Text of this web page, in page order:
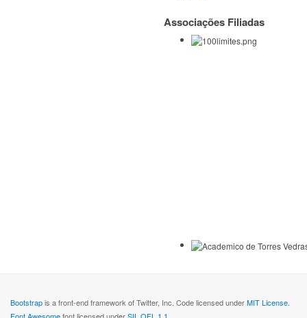
Associações Filiadas
Bootstrapis a front-end framework of Twitter, Inc. Code licensed underMIT License.
Font Awesomefont licensed underSIL OFL 1.1